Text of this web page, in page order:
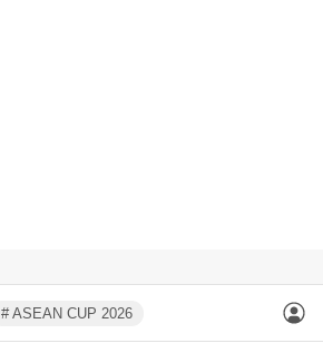
# ASEAN CUP 2026